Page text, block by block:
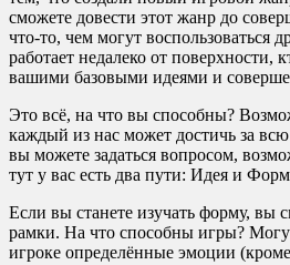
сможете довести этот жанр до
что-то, чем могут воспользоваться
работает недалеко от поверхности,
вашими базовыми идеями и
Это всё, на что вы способны?
каждый из нас может достичь за
вы можете задаться вопросом,
тут у вас есть два пути: Идея и
Если вы станете изучать форму, вы
рамки. На что способны игры?
игроке определённые эмоции